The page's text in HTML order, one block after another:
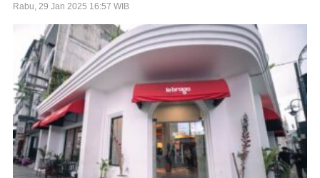
Rabu, 29 Jan 2025 16:57 WIB